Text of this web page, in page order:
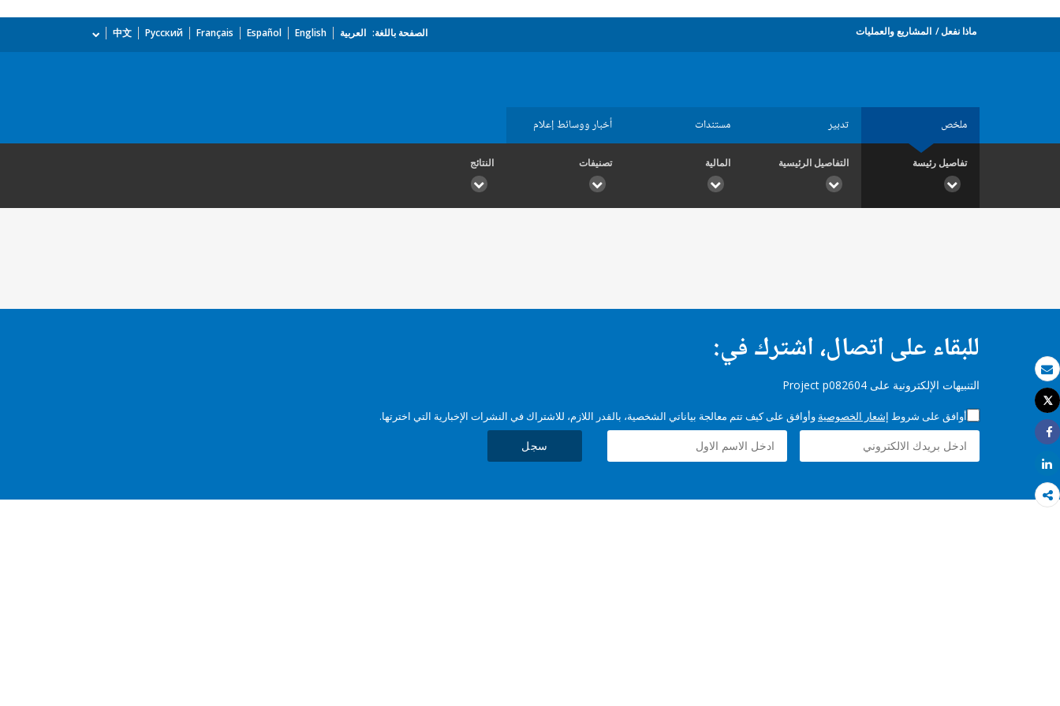
بريد الكتروني
طباعة
Tweet
Share
Share
ماذا نفعل المشاريع والعمليات الصفحة باللغة: العربية English
Español
Français
Русский
中文
ملخص تدبير مستندات أخبار ووسائط إعلام
تفاصيل رئيسة التفاصيل الرئيسية المالية تصنيفات النتائج
للبقاء على اتصال، اشترك في:
التنبيهات الإلكترونية على Project p082604
أوافق على شروط إشعار الخصوصية وأوافق على كيف تتم معالجة بياناتي الشخصية، بالقدر اللازم، للاشتراك في النشرات الإخبارية التي اخترتها.
سجل